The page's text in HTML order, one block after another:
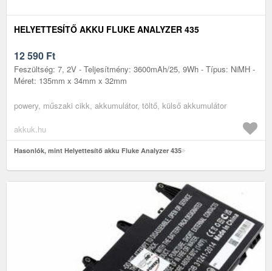
HELYETTESÍTŐ AKKU FLUKE ANALYZER 435
12 590 Ft
Feszültség: 7, 2V - Teljesítmény: 3600mAh/25, 9Wh - Típus: NiMH -
Méret: 135mm x 34mm x 32mm
powery, műszaki cikk, akkumulátor, töltő, külső akkumulátor
akkuk.hu
Hasonlók, mint Helyettesítő akku Fluke Analyzer 435